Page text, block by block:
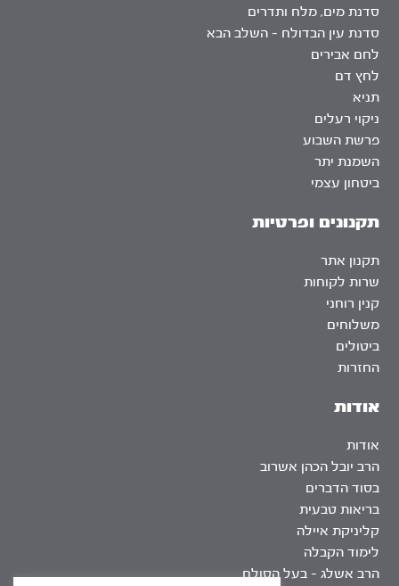
אודות
אודות
הרב יובל הכהן אשרוב
בסוד הדברים
בריאות טבעית
קליניקת איילה
לימוד הקבלה
הרב אשלג – בעל הסולם
סדנת מים, מלח ותדרים
סדנת עין הבדולח – השלב הבא
לחם אבירים
לחץ דם
תניא
ניקוי רעלים
פרשת השבוע
השמנת יתר
ביטחון עצמי
תקנונים ופרטיות
תקנון אתר
שרות לקוחות
קנין רוחני
משלוחים
ביטולים
החזרות